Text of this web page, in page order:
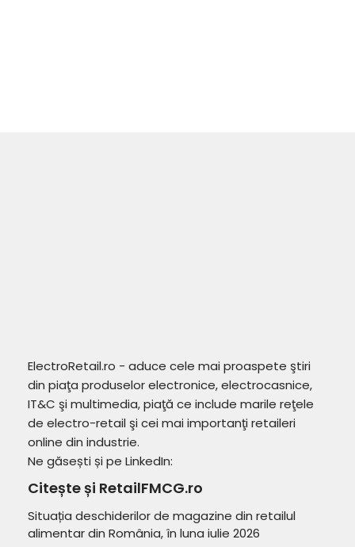
ElectroRetail.ro - aduce cele mai proaspete ştiri
din piaţa produselor electronice, electrocasnice,
IT&C şi multimedia, piaţă ce include marile reţele
de electro-retail şi cei mai importanţi retaileri
online din industrie.
Ne găsești și pe LinkedIn:
Citește și RetailFMCG.ro
Situația deschiderilor de magazine din retailul
alimentar din România, în luna iulie 2026